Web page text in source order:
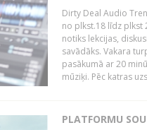
Dirty Deal Audio
no plkst.18 līdz plkst
notiks lekcijas,
savādāks. Vakara
pasākumā ar 20
mūziķi. Pēc katras
PLATFORMU